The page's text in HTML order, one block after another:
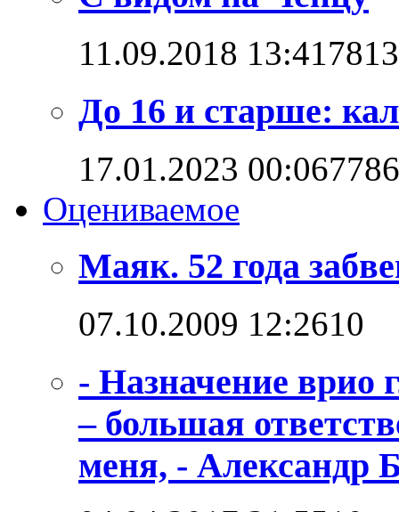
11.09.2018 13:417813
До 16 и старше:
17.01.2023 00:067786
Оцениваемое
Маяк. 52 года
07.10.2009 12:2610
- Назначение врио
– большая
меня, - Александр